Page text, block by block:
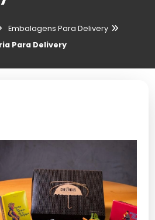
Embalagens Para Delivery
Para Delivery